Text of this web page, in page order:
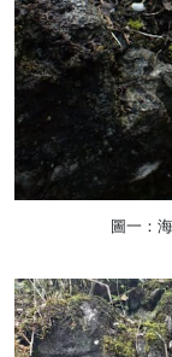
圖一：